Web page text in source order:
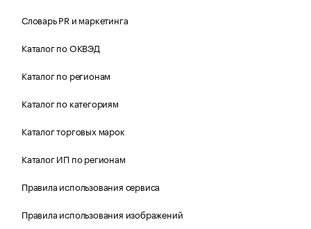
Словарь PR и маркетинга
Каталог по ОКВЭД
Каталог по регионам
Каталог по категориям
Каталог торговых марок
Каталог ИП по регионам
Правила использования сервиса
Правила использования изображений